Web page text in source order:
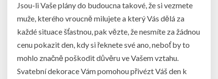
Jsou-li Vaše plány do budoucna takové, že si vezmete
muže, kterého vroucně milujete a který Vás dělá za
každé situace šťastnou, pak vězte, že nesmíte za žádnou
cenu pokazit den, kdy si řeknete své ano, neboť by to
mohlo značně poškodit důvěru ve Vašem vztahu.
Svatební dekorace Vám pomohou přivézt Váš den k